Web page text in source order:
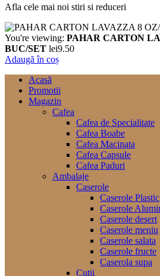
Afla cele mai noi stiri si reduceri
You're viewing: PAHAR CARTON
BUC/SET lei9.50
Adaugă în coș
Acasă
Promotii
Magazin
Cafea
Cafea de Specialitate
Cafea Boabe
Cafea Macinata
Cafea Capsule
Cafea Paduri
Ambalaje
Caserole
Caserole Plastic
Caserole
Caserole desert
Caserole meniu
Caserole salata
Caserole fructe
Caserola supa
Cutii